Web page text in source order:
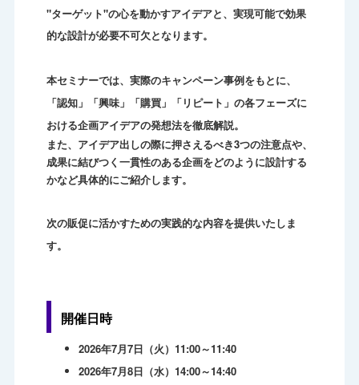
"ターゲット"の心を動かすアイデアと、 実現可能で効果
的な設計が必要不可欠となります。
本セミナーでは、実際のキャンペーン事例をもとに、
「認知」「興味」「購買」「リピート」の各フェーズに
おける企画アイデアの発想法を徹底解説。
また、アイデア出しの際に押さえるべき3つの注意点や、
成果に結びつく一貫性のある企画をどのように設計する
かなど具体的にご紹介します。
次の販促に活かすための実践的な内容を提供いたしま
す。
開催日時
2026年7月7日（火）11:00～11:40
2026年7月8日（水）14:00～14:40